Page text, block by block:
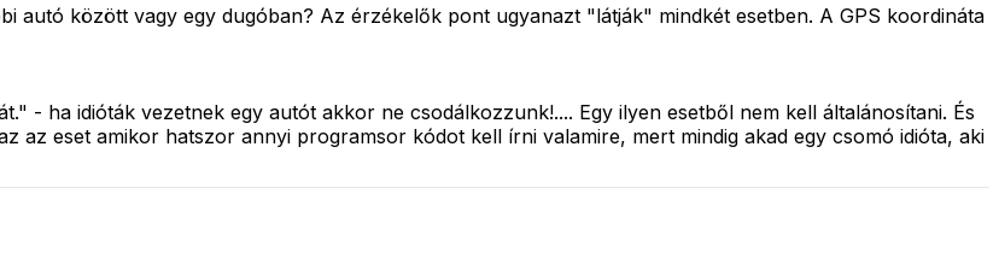
autó között vagy egy dugóban? Az érzékelők pont ugyanazt "látják" mindkét esetben. A GPS koordináta
- ha idióták vezetnek egy autót akkor ne csodálkozzunk!.... Egy ilyen esetből nem kell általánosítani. És
az eset amikor hatszor annyi programsor kódot kell írni valamire, mert mindig akad egy csomó idióta, aki